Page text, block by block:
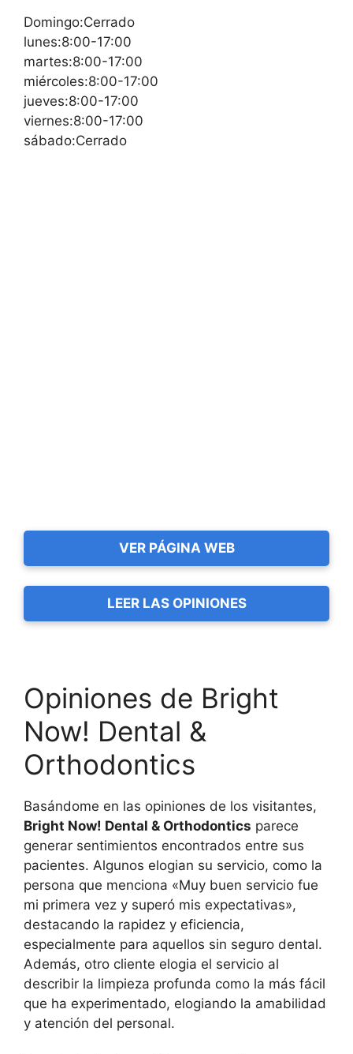
Domingo:Cerrado
lunes:8:00-17:00
martes:8:00-17:00
miércoles:8:00-17:00
jueves:8:00-17:00
viernes:8:00-17:00
sábado:Cerrado
VER PÁGINA WEB
LEER LAS OPINIONES
Opiniones de Bright
Now! Dental &
Orthodontics
Basándome en las opiniones de los visitantes,
Bright Now! Dental & Orthodontics parece
generar sentimientos encontrados entre sus
pacientes. Algunos elogian su servicio, como la
persona que menciona «Muy buen servicio fue
mi primera vez y superó mis expectativas»,
destacando la rapidez y eficiencia,
especialmente para aquellos sin seguro dental.
Además, otro cliente elogia el servicio al
describir la limpieza profunda como la más fácil
que ha experimentado, elogiando la amabilidad
y atención del personal.